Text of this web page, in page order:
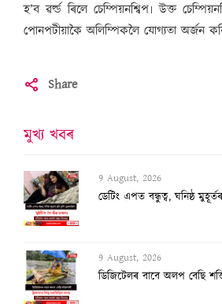
হ’ব ৱৰ্ল্ড ৰিলে চেম্পিয়নশ্বিপ৷ উক্ত
পোনপটীয়াকৈ অলিম্পিকলৈ যোগ্যতা অৰ্জন
Share
মুখ্য খবৰ
9 August, 2026
ডেটিং এপত বন্ধুত্ব, ঘনিষ্ঠ
9 August, 2026
ডিজিটেলৰ বাবে অলপ বেছি